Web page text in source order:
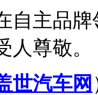
自主品
人尊敬。
世汽车网